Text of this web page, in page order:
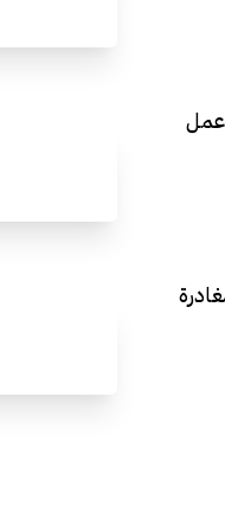
عمل